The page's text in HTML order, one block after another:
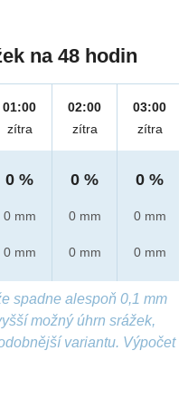
na 48 hodin
01:00
zítra
0 %
0 mm
0 mm
02:00
zítra
0 %
0 mm
0 mm
03:00
zítra
0 %
0 mm
0 mm
spadne alespoň 0,1 mm
možný úhrn srážek,
variantu. Výpočet